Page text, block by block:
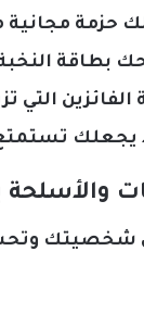
شخصيتك